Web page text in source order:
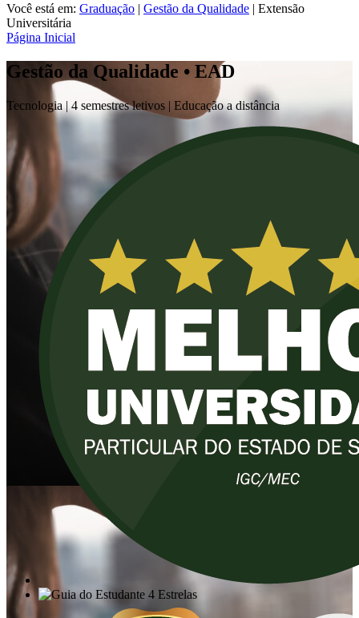
Você está em: Graduação | Gestão da Qualidade | Extensão
Universitária
Página Inicial
Gestão da Qualidade • EAD
Tecnologia | 4 semestres letivos | Educação a distância